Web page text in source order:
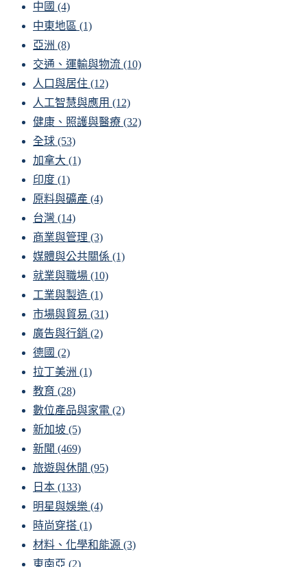
中國 (4)
中東地區 (1)
亞洲 (8)
交通、運輸與物流 (10)
人口與居住 (12)
人工智慧與應用 (12)
健康、照護與醫療 (32)
全球 (53)
加拿大 (1)
印度 (1)
原料與礦產 (4)
台灣 (14)
商業與管理 (3)
媒體與公共關係 (1)
就業與職場 (10)
工業與製造 (1)
市場與貿易 (31)
廣告與行銷 (2)
德國 (2)
拉丁美洲 (1)
教育 (28)
數位產品與家電 (2)
新加坡 (5)
新聞 (469)
旅遊與休閒 (95)
日本 (133)
明星與娛樂 (4)
時尚穿搭 (1)
材料、化學和能源 (3)
東南亞 (2)